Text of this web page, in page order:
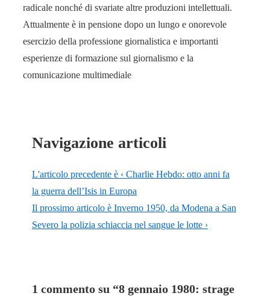
radicale nonché di svariate altre produzioni intellettuali.
Attualmente è in pensione dopo un lungo e onorevole
esercizio della professione giornalistica e importanti
esperienze di formazione sul giornalismo e la
comunicazione multimediale
Navigazione articoli
L'articolo precedente è ‹ Charlie Hebdo: otto anni fa
la guerra dell’Isis in Europa
Il prossimo articolo è Inverno 1950, da Modena a San
Severo la polizia schiaccia nel sangue le lotte ›
1 commento su “8 gennaio 1980: strage